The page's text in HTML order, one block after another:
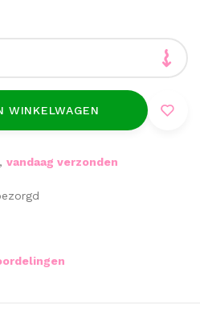
WINKELWAGEN
vandaag verzonden